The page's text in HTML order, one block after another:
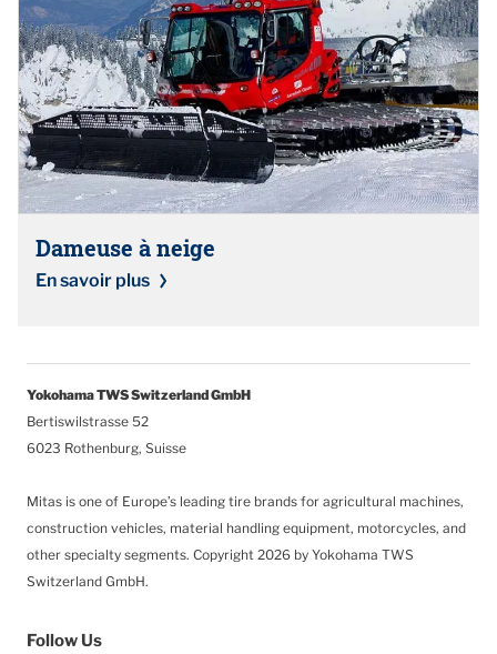
Dameuse à neige
En savoir plus
Yokohama TWS Switzerland GmbH
Bertiswilstrasse 52
6023 Rothenburg, Suisse
Mitas is one of Europe’s leading tire brands for agricultural machines,
construction vehicles, material handling equipment, motorcycles, and
other specialty segments. Copyright 2026 by Yokohama TWS
Switzerland GmbH.
Follow Us